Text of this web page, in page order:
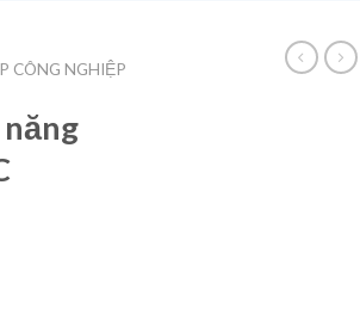
CÔNG NGHIỆP